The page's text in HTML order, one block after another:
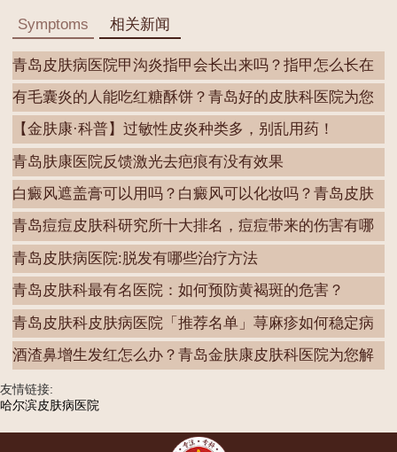
Symptoms 相关新闻
青岛皮肤病医院甲沟炎指甲会长出来吗？指甲怎么长在
肉
有毛囊炎的人能吃红糖酥饼？青岛好的皮肤科医院为您
解
【金肤康·科普】过敏性皮炎种类多，别乱用药！
青岛肤康医院反馈激光去疤痕有没有效果
白癜风遮盖膏可以用吗？白癜风可以化妆吗？青岛皮肤
病
青岛痘痘皮肤科研究所十大排名，痘痘带来的伤害有哪
些
青岛皮肤病医院:脱发有哪些治疗方法
青岛皮肤科最有名医院：如何预防黄褐斑的危害？
青岛皮肤科皮肤病医院「推荐名单」荨麻疹如何稳定病
情
酒渣鼻增生发红怎么办？青岛金肤康皮肤科医院为您解
答
友情链接:
哈尔滨皮肤病医院